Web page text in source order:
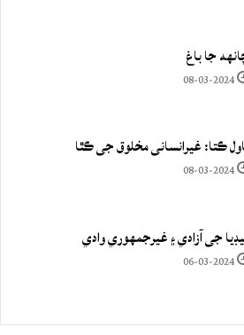
جا باغ
08-03-2024
ڪتا: غيرانساني مخلوق جي ڪٿا
08-03-2024
جي آزادي ۽ غيرجمھوري وادي
06-03-2024